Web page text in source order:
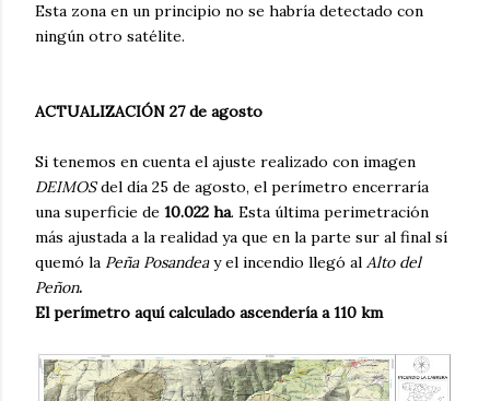
Esta zona en un principio no se habría detectado con
ningún otro satélite.
ACTUALIZACIÓN 27 de agosto
Si tenemos en cuenta el ajuste realizado con imagen
DEIMOSdel día 25 de agosto, el perímetro encerraría
una superficie de 10.022 ha. Esta última perimetración
más ajustada a la realidad ya que en la parte sur al final sí
quemó la Peña Posandeay el incendio llegó al Alto del
Peñon.
El perímetro aquí calculado ascendería a 110 km